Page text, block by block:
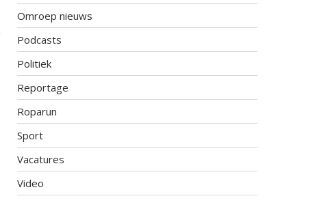
Omroep nieuws
Podcasts
Politiek
Reportage
Roparun
Sport
Vacatures
Video